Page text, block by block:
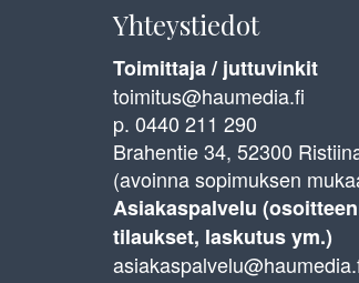
Yhteystiedot
Toimittaja / juttuvinkit
toimitus@haumedia.fi
p. 0440 211 290
Brahentie 34, 52300
(avoinna sopimuksen
Asiakaspalvelu
tilaukset, laskutus ym.)